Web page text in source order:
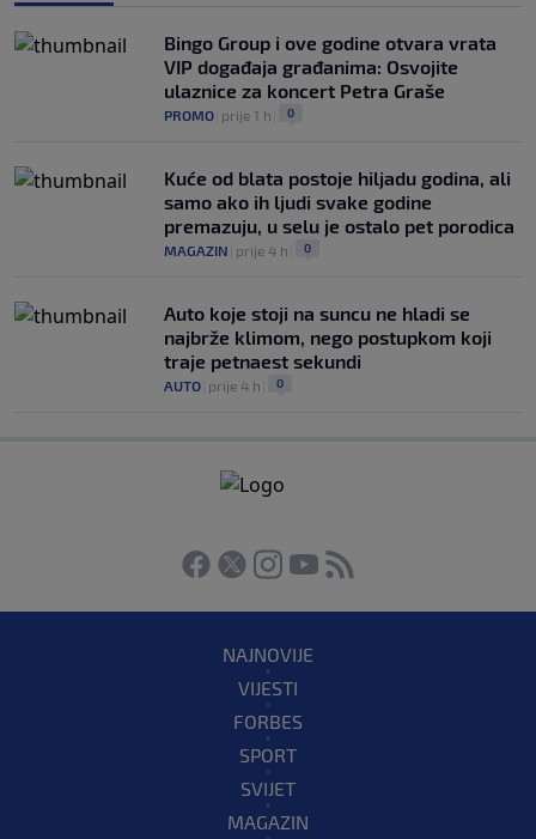
Bingo Group i ove godine otvara vrata
VIP događaja građanima: Osvojite
ulaznice za koncert Petra Graše
PROMO prije 1 h 0
Kuće od blata postoje hiljadu godina, ali
samo ako ih ljudi svake godine
premazuju, u selu je ostalo pet porodica
MAGAZIN prije 4 h 0
Auto koje stoji na suncu ne hladi se
najbrže klimom, nego postupkom koji
traje petnaest sekundi
AUTO prije 4 h 0
NAJNOVIJE
VIJESTI
FORBES
SPORT
SVIJET
MAGAZIN